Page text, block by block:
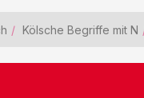
Kölsche Begriffe mit N